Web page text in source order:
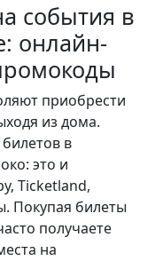
события в
онлайн-
приобрести
из дома.
в
это и
Ticketland,
Покупая билеты
получаете
на